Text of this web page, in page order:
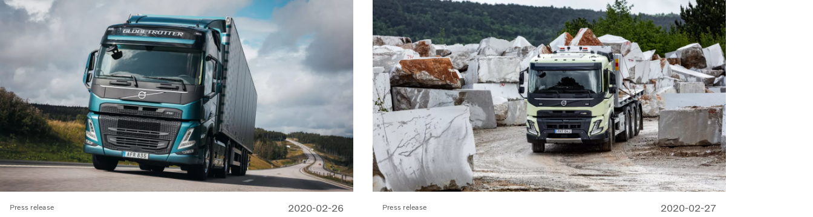
Press release 2020-02-26 Press release 2020-02-27